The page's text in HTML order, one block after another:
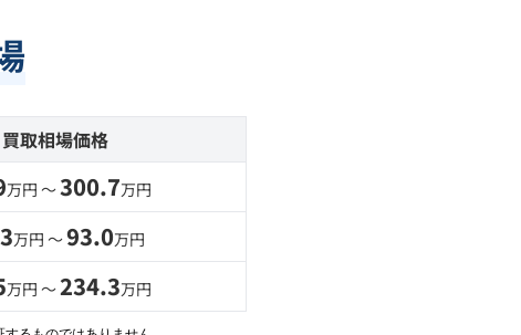
買取相場価格
万円 〜300.7万円
万円 〜93.0万円
万円 〜234.3万円